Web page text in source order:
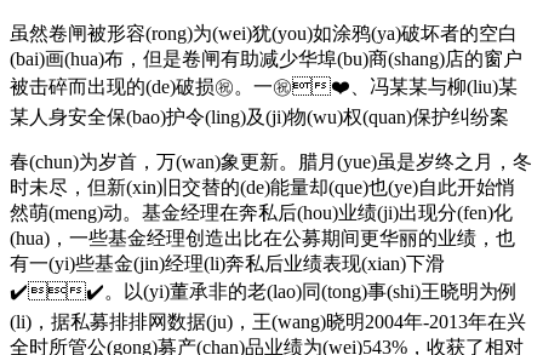
虽然卷闸被形容(rong)为(wei)犹(you)如涂鸦(ya)破坏者的空白
(bai)画(hua)布，但是卷闸有助减少华埠(bu)商(shang)店的窗户
被击碎而出现的(de)破损㊗️。一㊗️❤️、冯某某与柳(liu)某
某人身安全保(bao)护令(ling)及(ji)物(wu)权(quan)保护纠纷案
春(chun)为岁首，万(wan)象更新。腊月(yue)虽是岁终之月，冬
时未尽，但新(xin)旧交替的(de)能量却(que)也(ye)自此开始悄
然萌(meng)动。基金经理在奔私后(hou)业绩(ji)出现分(fen)化
(hua)，一些基金经理创造出比在公募期间更华丽的业绩，也
有一(yi)些基金(jin)经理(li)奔私后业绩表现(xian)下滑
✔️✔️。以(yi)董承非的老(lao)同(tong)事(shi)王晓明为例
(li)，据私募排排网数据(ju)，王(wang)晓明2004年-2013年在兴
全时所管公(gong)募产(chan)品业绩为(wei)543%，收获了相对